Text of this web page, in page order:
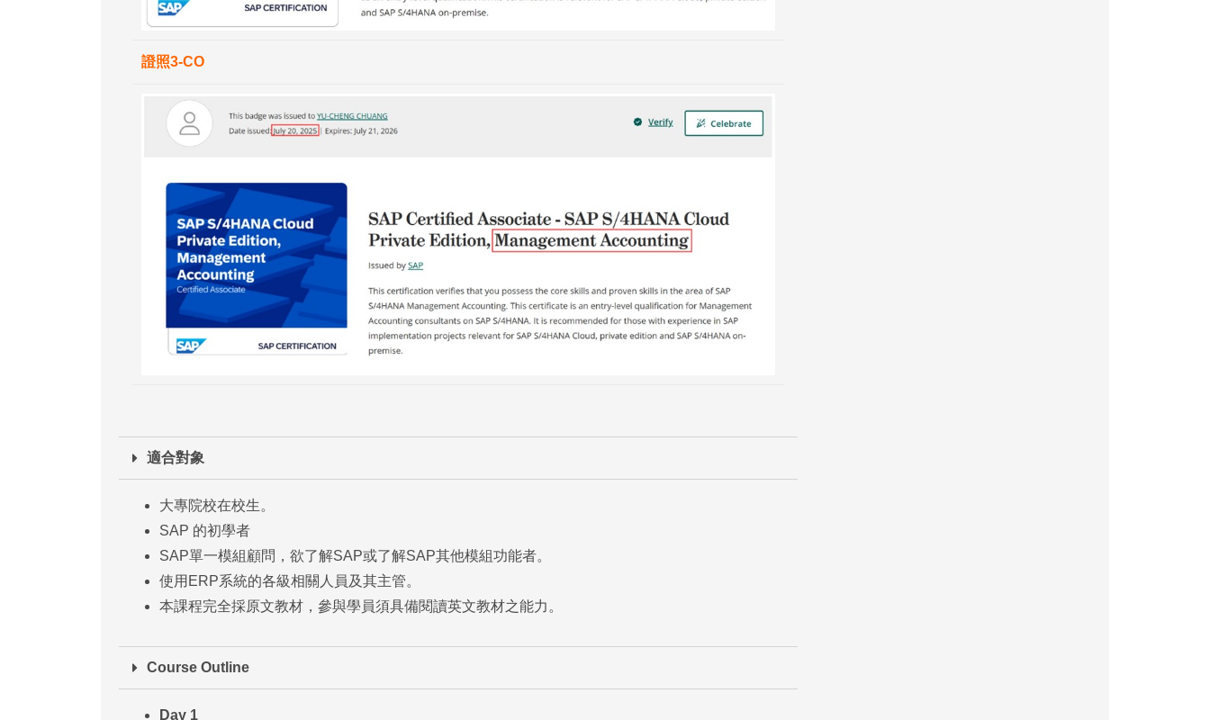
證照3-CO
適合對象
大專院校在校生。
SAP 的初學者
SAP單一模組顧問，欲了解SAP或了解SAP其他模組功能者。
使用ERP系統的各級相關人員及其主管。
本課程完全採原文教材，參與學員須具備閱讀英文教材之能力。
Course Outline
Day 1